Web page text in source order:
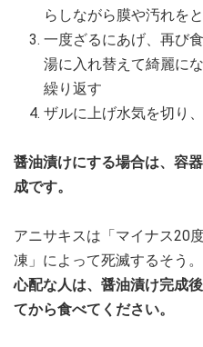
らしながら膜や汚れを
一度ざるにあげ、再び
湯に入れ替えて綺麗に
繰り返す
ザルに上げ水気を切り
醤油漬けにする場合は、容
成です。
アニサキスは「マイナス20
凍」によって死滅するそう。
心配な人は、醤油漬け完成
てから食べてください。